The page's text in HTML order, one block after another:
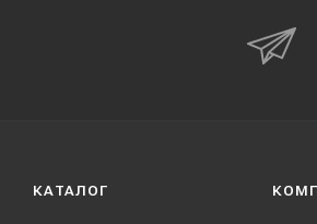
КАТАЛОГ